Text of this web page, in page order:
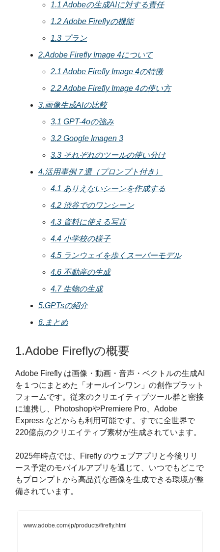
1.1 Adobeの生成AIに対する責任
1.2 Adobe Fireflyの機能
1.3 プラン
2.Adobe Firefly Image 4について
2.1 Adobe Firefly Image 4の特徴
2.2 Adobe Firefly Image 4の使い方
3.画像生成AIの比較
3.1 GPT-4oの強み
3.2 Google Imagen 3
3.3 それぞれのツールの使い分け
4.活用事例７選（プロンプト付き）
4.1 ありえないシーンを作成する
4.2 渋谷でのワンシーン
4.3 資料に使える写真
4.4 小学校の様子
4.5 ランウェイを歩くスーパーモデル
4.6 不動産の生成
4.7 生物の生成
5.GPTsの紹介
6.まとめ
1.Adobe Fireflyの概要
Adobe Firefly は画像・動画・音声・ベクトルの生成AI
を１つにまとめた「オールインワン」の創作プラット
フォームです。従来のクリエイティブツール群と密接
に連携し、PhotoshopやPremiere Pro、Adobe
Express などからも利用可能です。すでに全世界で
220億点のクリエイティブ素材が生成されています。
2025年時点では、Firefly のウェブアプリと今後リリ
ース予定のモバイルアプリを通じて、いつでもどこで
もプロンプトから高品質な画像を生成できる環境が整
備されています​。
www.adobe.com/jp/products/firefly.html